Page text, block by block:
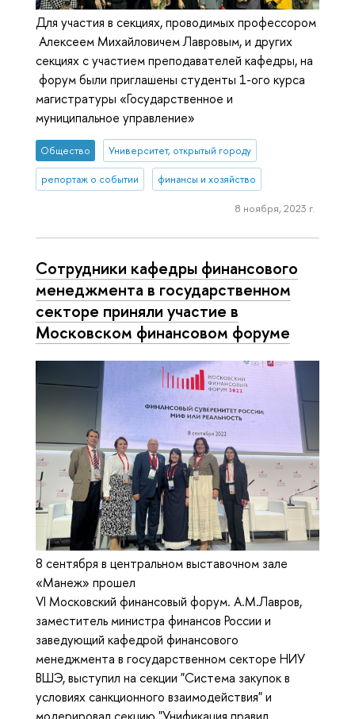
Для участия в секциях, проводимых профессором
Алексеем Михайловичем Лавровым, и других
секциях с участием преподавателей кафедры, на
форум были приглашены студенты 1-ого курса
магистратуры «Государственное и
муниципальное управление»
Общество Университет, открытый городу
репортаж о событии финансы и хозяйство
8 ноября, 2023 г.
Сотрудники кафедры финансового
менеджмента в государственном
секторе приняли участие в
Московском финансовом форуме
8 сентября в центральном выставочном зале
«Манеж» прошел
VI Московский финансовый форум. А.М.Лавров,
заместитель министра финансов России и
заведующий кафедрой финансового
менеджмента в государственном секторе НИУ
ВШЭ, выступил на секции "Система закупок в
условиях санкционного взаимодействия" и